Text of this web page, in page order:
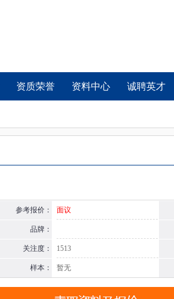
资质荣誉 资料中心 诚聘英才
参考报价： 面议
品牌：
关注度： 1513
样本： 暂无